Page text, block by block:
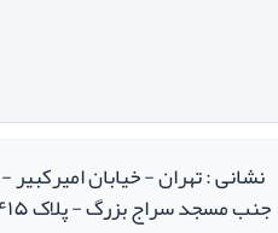
نشانی : تهران - خیابان امیرکبیر -
جنب مسجد سراج بزرگ - پلاک ۴۱۵